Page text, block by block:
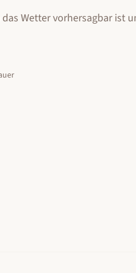
Wetter vorhersagbar ist